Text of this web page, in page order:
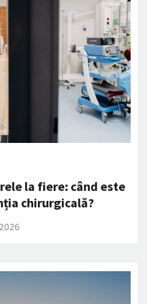
la fiere: când este
chirurgicală?